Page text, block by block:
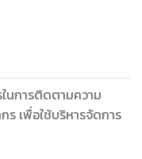
นการติดตามความ
เพื่อใช้บริหารจัดการ